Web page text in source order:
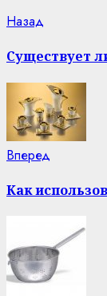
Continue
Reading
Назад
Существует
Вперед
Как